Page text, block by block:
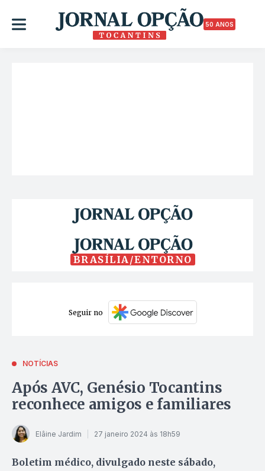
50 ANOS
BRASÍLIA/ENTORNO
Seguir no
NOTÍCIAS
Após AVC, Genésio Tocantins
reconhece amigos e familiares
Elâine Jardim 27 janeiro 2024 às 18h59
Boletim médico, divulgado neste sábado,